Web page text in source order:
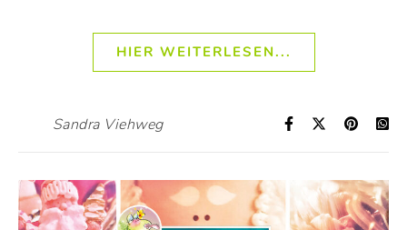
HIER WEITERLESEN...
Sandra Viehweg